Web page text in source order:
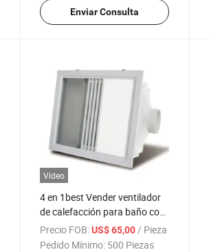
Enviar Consulta
Vídeo
4 en 1best Vender ventilador
de calefacción para baño con
luz
Precio FOB: US$ 65,00 / Pieza
Pedido Mínimo: 500 Piezas